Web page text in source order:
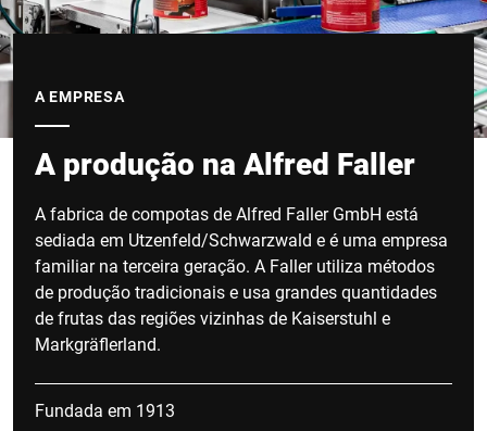
A EMPRESA
A produção na Alfred Faller
A fabrica de compotas de Alfred Faller GmbH está
sediada em Utzenfeld/Schwarzwald e é uma empresa
familiar na terceira geração. A Faller utiliza métodos
de produção tradicionais e usa grandes quantidades
de frutas das regiões vizinhas de Kaiserstuhl e
Markgräflerland.
Fundada em 1913